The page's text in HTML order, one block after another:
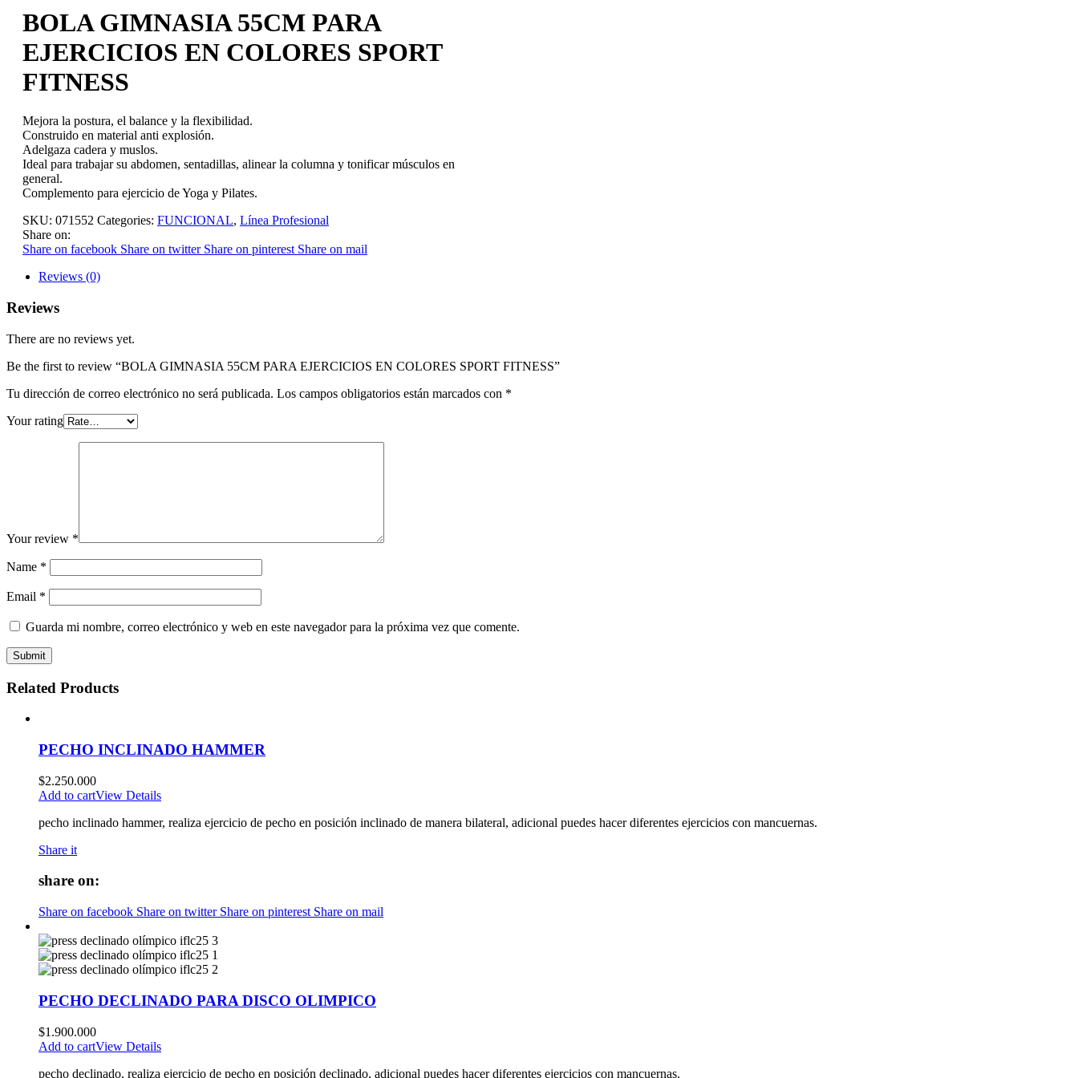
BOLA GIMNASIA 55CM PARA
EJERCICIOS EN COLORES SPORT
FITNESS
Mejora la postura, el balance y la flexibilidad.
Construido en material anti explosión.
Adelgaza cadera y muslos.
Ideal para trabajar su abdomen, sentadillas, alinear la columna y tonificar músculos en
general.
Complemento para ejercicio de Yoga y Pilates.
SKU: 071552 Categories: FUNCIONAL, Línea Profesional
Share on:
Share on facebook Share on twitter Share on pinterest Share on mail
Reviews (0)
Reviews
There are no reviews yet.
Be the first to review “BOLA GIMNASIA 55CM PARA EJERCICIOS EN COLORES SPORT FITNESS”
Tu dirección de correo electrónico no será publicada. Los campos obligatorios están marcados con *
Your rating
Your review *
Name *
Email *
Guarda mi nombre, correo electrónico y web en este navegador para la próxima vez que comente.
Related Products
PECHO INCLINADO HAMMER
$2.250.000
Add to cartView Details
pecho inclinado hammer, realiza ejercicio de pecho en posición inclinado de manera bilateral, adicional puedes hacer diferentes ejercicios con mancuernas.
Share it
share on:
Share on facebook Share on twitter Share on pinterest Share on mail
PECHO DECLINADO PARA DISCO OLIMPICO
$1.900.000
Add to cartView Details
pecho declinado, realiza ejercicio de pecho en posición declinado, adicional puedes hacer diferentes ejercicios con mancuernas.